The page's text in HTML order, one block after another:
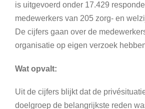
is uitgevoerd onder 17.429
medewerkers van 205 zorg- en
De cijfers gaan over de
organisatie op eigen verzoek
Wat opvalt:
Uit de cijfers blijkt dat de
doelgroep de belangrijkste reden